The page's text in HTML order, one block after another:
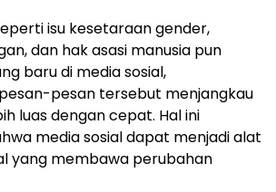
isu kesetaraan gender,
dan hak asasi manusia pun
baru di media sosial,
pesan tersebut menjangkau
luas dengan cepat. Hal ini
media sosial dapat menjadi alat
yang membawa perubahan